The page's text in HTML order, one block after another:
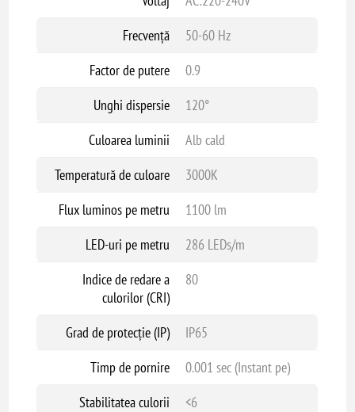
Frecvență
50-60 Hz
Factor de putere
0.9
Unghi dispersie
120°
Culoarea luminii
Alb cald
Temperatură de culoare
3000K
Flux luminos pe metru
1100 lm
LED-uri pe metru
286 LEDs/m
Indice de redare a
culorilor (CRI)
80
Grad de protecție (IP)
IP65
Timp de pornire
0.001 sec (Instant pe)
Stabilitatea culorii
<6